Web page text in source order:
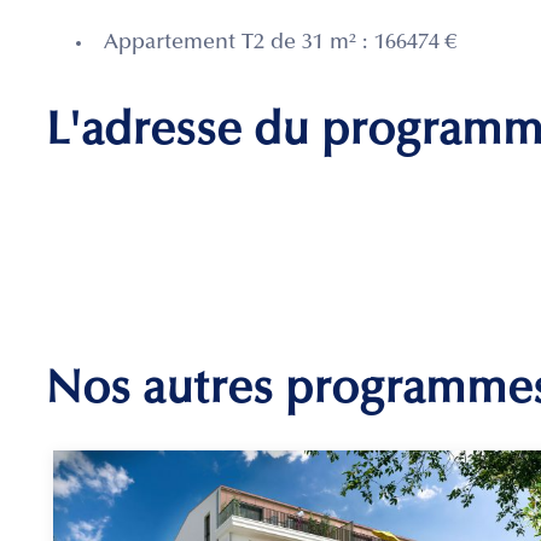
Appartement T2 de 31 m² : 166474 €
L'adresse du
Nos autres